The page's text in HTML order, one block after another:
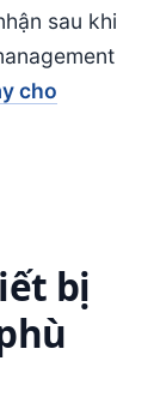
sau khi
cho
bị